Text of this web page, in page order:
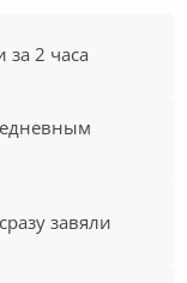
за 2 часа
завяли